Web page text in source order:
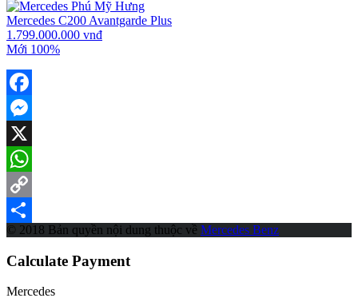
Mercedes C200 Avantgarde Plus
1.799.000.000 vnđ
Mới 100%
Facebook
Messenger
X
WhatsApp
Copy
Link
Share
© 2018 Bản quyền nội dung thuộc về Mercedes Benz
Calculate Payment
Mercedes